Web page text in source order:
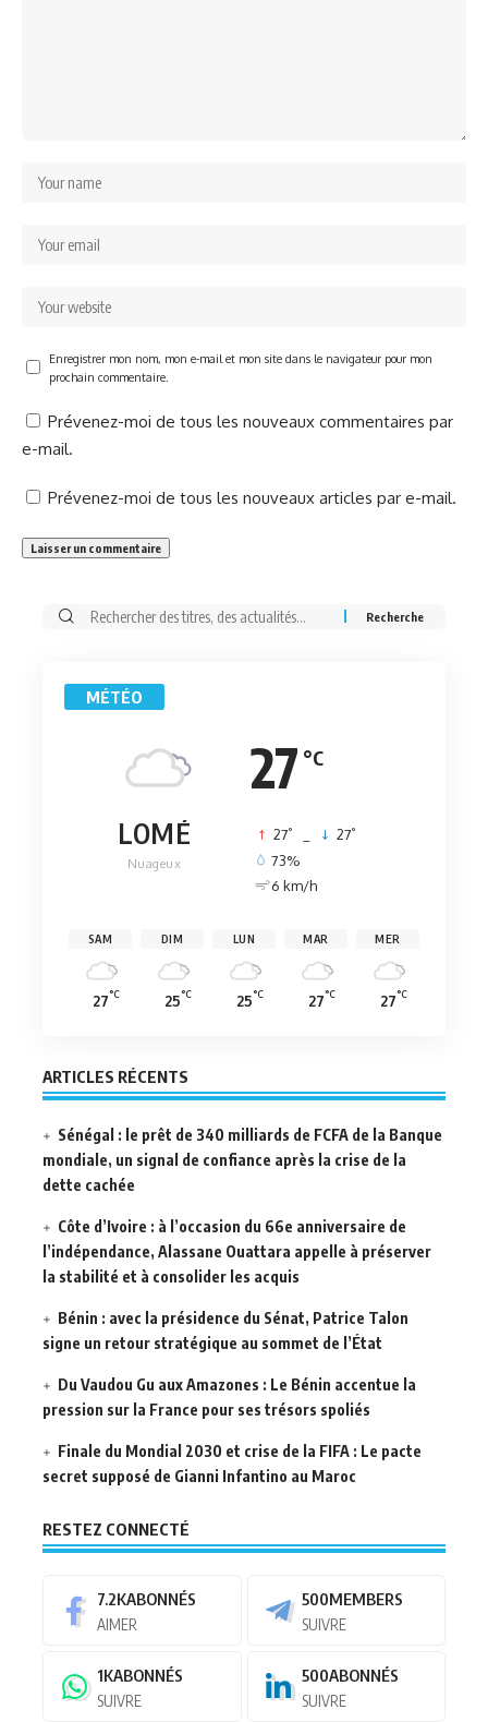
Enregistrer mon nom, mon e-mail et mon site dans le navigateur pour mon
prochain commentaire.
Prévenez-moi de tous les nouveaux commentaires par
e-mail.
Prévenez-moi de tous les nouveaux articles par e-mail.
Rechercher:
MÉTÉO
27 °C
LOMÉ
Nuageux
27° 27°
73%
6 km/h
SAM
27°C
DIM
25°C
LUN
25°C
MAR
27°C
MER
27°C
ARTICLES RÉCENTS
Sénégal : le prêt de 340 milliards de FCFA de la Banque
mondiale, un signal de confiance après la crise de la
dette cachée
Côte d’Ivoire : à l’occasion du 66e anniversaire de
l’indépendance, Alassane Ouattara appelle à préserver
la stabilité et à consolider les acquis
Bénin : avec la présidence du Sénat, Patrice Talon
signe un retour stratégique au sommet de l’État
Du Vaudou Gu aux Amazones : Le Bénin accentue la
pression sur la France pour ses trésors spoliés
Finale du Mondial 2030 et crise de la FIFA : Le pacte
secret supposé de Gianni Infantino au Maroc
RESTEZ CONNECTÉ
7.2KABONNÉS
AIMER
500MEMBERS
SUIVRE
1KABONNÉS
SUIVRE
500ABONNÉS
SUIVRE